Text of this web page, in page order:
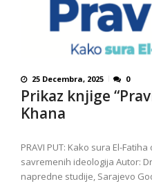
25 Decembra, 2025 0
Prikaz knjige
Khana
PRAVI PUT: Kako sura El-
savremenih ideologija Autor:
napredne studije, Sarajevo